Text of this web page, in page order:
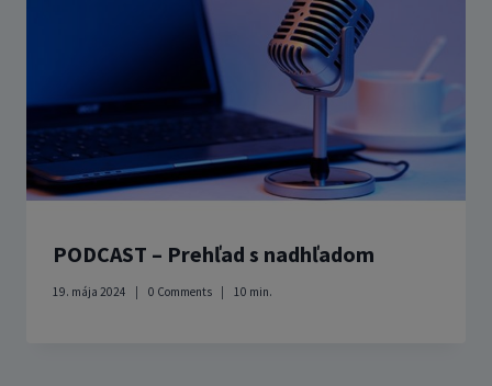
PODCAST – Prehľad s nadhľadom
19. mája 2024 0 Comments 10 min.